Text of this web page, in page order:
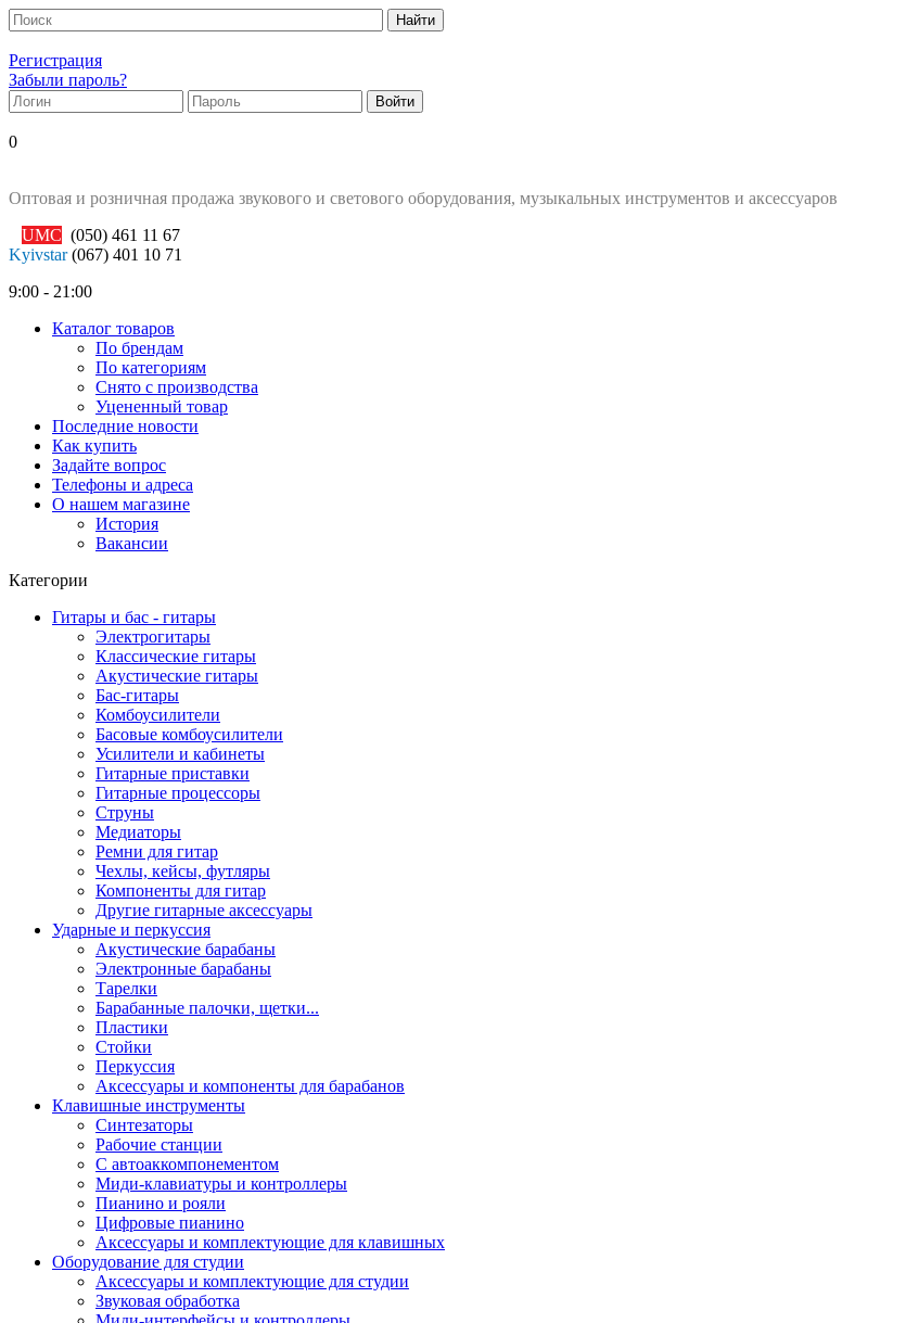
Регистрация
Забыли пароль?
0
Оптовая и розничная продажа звукового и светового оборудования, музыкальных инструментов и аксессуаров
UMC (050) 461 11 67
Kyivstar (067) 401 10 71
9:00 - 21:00
Каталог товаров
По брендам
По категориям
Снято с производства
Уцененный товар
Последние новости
Как купить
Задайте вопрос
Телефоны и адреса
О нашем магазине
История
Вакансии
Категории
Гитары и бас - гитары
Электрогитары
Классические гитары
Акустические гитары
Бас-гитары
Комбоусилители
Басовые комбоусилители
Усилители и кабинеты
Гитарные приставки
Гитарные процессоры
Струны
Медиаторы
Ремни для гитар
Чехлы, кейсы, футляры
Компоненты для гитар
Другие гитарные аксессуары
Ударные и перкуссия
Акустические барабаны
Электронные барабаны
Тарелки
Барабанные палочки, щетки...
Пластики
Стойки
Перкуссия
Аксессуары и компоненты для барабанов
Клавишные инструменты
Синтезаторы
Рабочие станции
С автоаккомпонементом
Миди-клавиатуры и контроллеры
Пианино и рояли
Цифровые пианино
Аксессуары и комплектующие для клавишных
Оборудование для студии
Аксессуары и комплектующие для студии
Звуковая обработка